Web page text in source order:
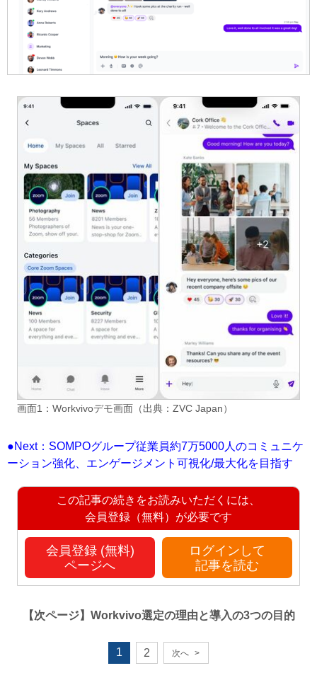
画面1：Workvivoデモ画面（出典：ZVC Japan）
●Next：SOMPOグループ従業員約7万5000人のコミュニケ
ーション強化、エンゲージメント可視化/最大化を目指す
この記事の続きをお読みいただくには、
会員登録（無料）が必要です
会員登録 (無料)
ページへ
ログインして
記事を読む
【次ページ】 Workvivo選定の理由と導入の3つの目的
1 2 次へ >